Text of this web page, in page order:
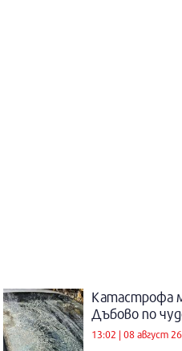
Катастрофа
Дъбово по
13:02 | 08 август 26